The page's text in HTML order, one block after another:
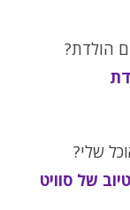
הולדת?
שלי?
של סוויט